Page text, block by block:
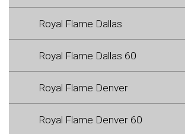
Royal Flame Dallas
Royal Flame Dallas 60
Royal Flame Denver
Royal Flame Denver 60